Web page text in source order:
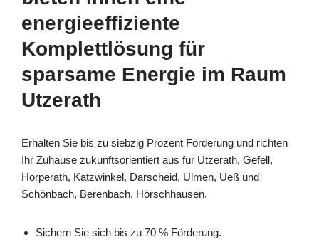
energieeffiziente
Komplettlösung für
sparsame Energie im Raum
Utzerath
Erhalten Sie bis zu siebzig Prozent Förderung und richten
Ihr Zuhause zukunftsorientiert aus für Utzerath, Gefell,
Horperath, Katzwinkel, Darscheid, Ulmen, Ueß und
Schönbach, Berenbach, Hörschhausen.
Sichern Sie sich bis zu 70 % Förderung.